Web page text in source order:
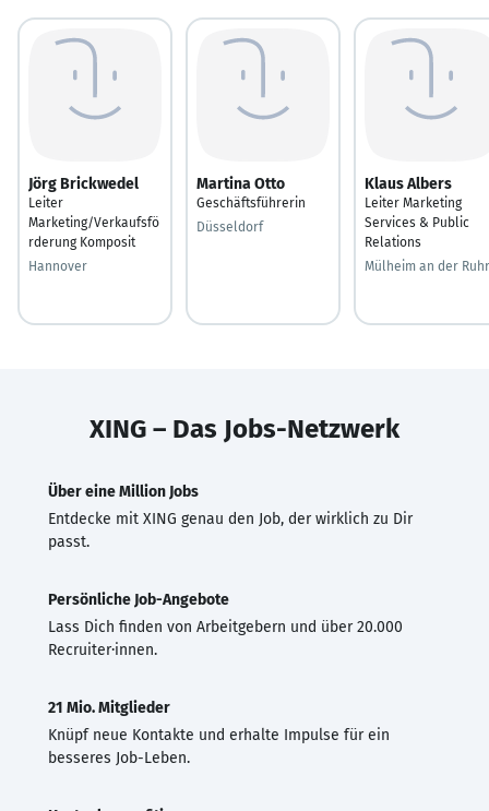
Jörg Brickwedel
Leiter
Marketing/Verkaufsfö
rderung Komposit
Hannover
Martina Otto
Geschäftsführerin
Düsseldorf
Klaus Albers
Leiter Marketing
Services & Public
Relations
Mülheim an der Ruhr
XING – Das Jobs-Netzwerk
Über eine Million Jobs
Entdecke mit XING genau den Job, der wirklich zu Dir
passt.
Persönliche Job-Angebote
Lass Dich finden von Arbeitgebern und über 20.000
Recruiter·innen.
21 Mio. Mitglieder
Knüpf neue Kontakte und erhalte Impulse für ein
besseres Job-Leben.